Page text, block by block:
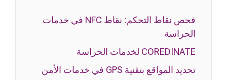
فحص نقاط التحكم: نقاط NFC في خدمات
الحراسة
COREDINATE لخدمات الحراسة
تحديد المواقع بتقنية GPS في خدمات الأمن